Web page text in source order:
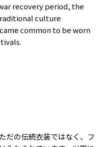
recovery period, the
culture
common to be worn
だの伝統衣装ではなく、フ